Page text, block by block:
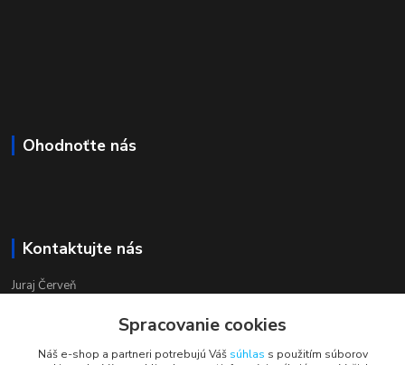
Ohodnoťte nás
Kontaktujte nás
Juraj Červeň
pondelok-piatok 8:00 - 16:00
obchod@aquastar.sk
Spracovanie cookies
Náš e-shop a partneri potrebujú Váš súhlas s použitím súborov